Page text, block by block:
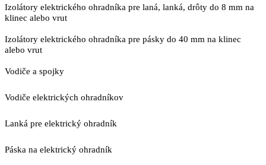
Izolátory elektrického ohradníka pre laná, lanká, drôty do 8 mm na
klinec alebo vrut
Izolátory elektrického ohradníka pre pásky do 40 mm na klinec
alebo vrut
Vodiče a spojky
Vodiče elektrických ohradníkov
Lanká pre elektrický ohradník
Páska na elektrický ohradník